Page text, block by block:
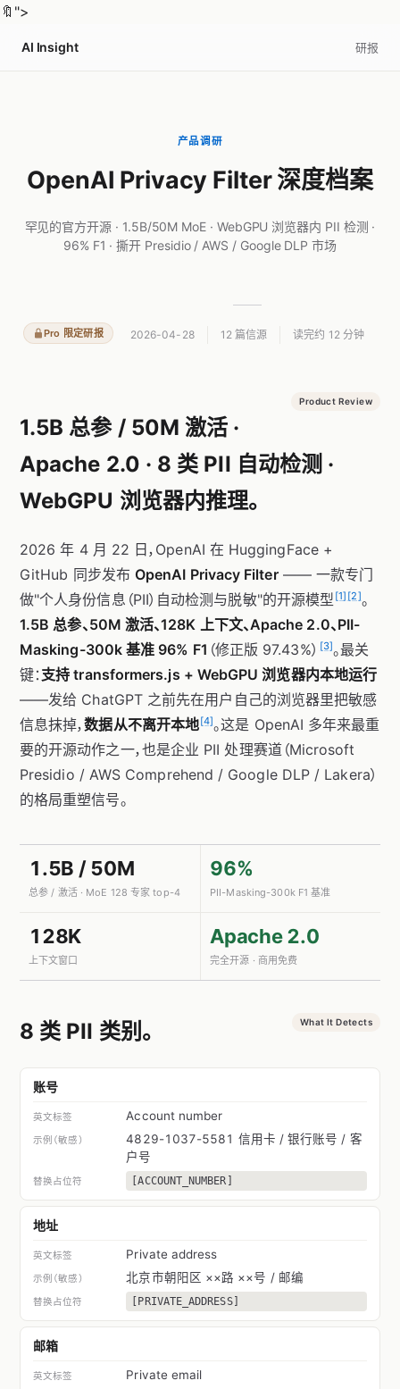
🔖 ">
AI Insight 研报
产品调研
OpenAI Privacy Filter 深度档案
罕见的官方开源 · 1.5B/50M MoE · WebGPU 浏览器内 PII 检测 ·
96% F1 · 撕开 Presidio / AWS / Google DLP 市场
Pro 限定研报 2026-04-28 12 篇信源 读完约 12 分钟
Product Review
1.5B 总参 / 50M 激活 ·
Apache 2.0 · 8 类 PII 自动检测 ·
WebGPU 浏览器内推理。
2026 年 4 月 22 日，OpenAI 在 HuggingFace +
GitHub 同步发布 OpenAI Privacy Filter—— 一款专门
做"个人身份信息（PII）自动检测与脱敏"的开源模型 [1] [2]。
1.5B 总参、50M 激活、128K 上下文、Apache 2.0、PII-
Masking-300k 基准 96% F1 （修正版 97.43%） [3]。最关
键： 支持 transformers.js + WebGPU 浏览器内本地运行
——发给 ChatGPT 之前先在用户自己的浏览器里把敏感
信息抹掉，数据从不离开本地[4]。这是 OpenAI 多年来最重
要的开源动作之一，也是企业 PII 处理赛道（Microsoft
Presidio / AWS Comprehend / Google DLP / Lakera）
的格局重塑信号。
1.5B / 50M
总参 / 激活 · MoE 128 专家 top-4
96%
PII-Masking-300k F1 基准
128K
上下文窗口
Apache 2.0
完全开源 · 商用免费
What It Detects
8 类 PII 类别。
账号
Account number
4829-1037-5581 信用卡 / 银行账号 / 客
户号
[ACCOUNT_NUMBER]
地址
Private address
北京市朝阳区 ××路 ××号 / 邮编
[PRIVATE_ADDRESS]
邮箱
Private email